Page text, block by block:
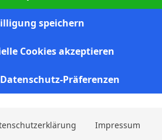
LinkedIn Tumblr Email
speichern
Cookies akzeptieren
Präferenzen
Impressum